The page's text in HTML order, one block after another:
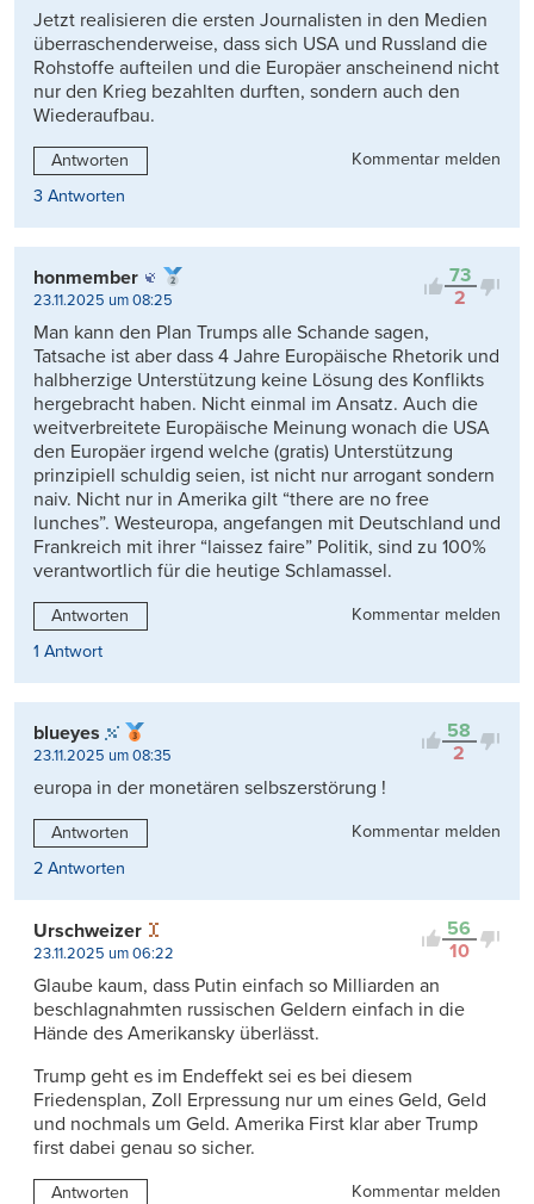
Jetzt realisieren die ersten Journalisten in den Medien
überraschenderweise, dass sich USA und Russland die
Rohstoffe aufteilen und die Europäer anscheinend nicht
nur den Krieg bezahlten durften, sondern auch den
Wiederaufbau.
Antworten
Kommentar melden
3 Antworten
73
2
honmember
23.11.2025 um 08:25
Man kann den Plan Trumps alle Schande sagen,
Tatsache ist aber dass 4 Jahre Europäische Rhetorik und
halbherzige Unterstützung keine Lösung des Konflikts
hergebracht haben. Nicht einmal im Ansatz. Auch die
weitverbreitete Europäische Meinung wonach die USA
den Europäer irgend welche (gratis) Unterstützung
prinzipiell schuldig seien, ist nicht nur arrogant sondern
naiv. Nicht nur in Amerika gilt “there are no free
lunches”. Westeuropa, angefangen mit Deutschland und
Frankreich mit ihrer “laissez faire” Politik, sind zu 100%
verantwortlich für die heutige Schlamassel.
Antworten
Kommentar melden
1 Antwort
58
2
blueyes
23.11.2025 um 08:35
europa in der monetären selbszerstörung !
Antworten
Kommentar melden
2 Antworten
56
10
Urschweizer
23.11.2025 um 06:22
Glaube kaum, dass Putin einfach so Milliarden an
beschlagnahmten russischen Geldern einfach in die
Hände des Amerikansky überlässt.
Trump geht es im Endeffekt sei es bei diesem
Friedensplan, Zoll Erpressung nur um eines Geld, Geld
und nochmals um Geld. Amerika First klar aber Trump
first dabei genau so sicher.
Antworten
Kommentar melden